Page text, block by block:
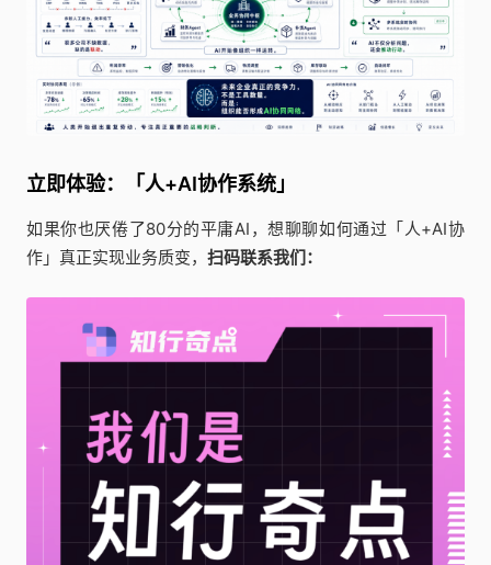
立即体验：「人+AI协作系统」
如果你也厌倦了80分的平庸AI，想聊聊如何通过「人+AI协
作」真正实现业务质变， 扫码联系我们：